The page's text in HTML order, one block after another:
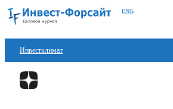
ENG
Инвестклимат
Финансы